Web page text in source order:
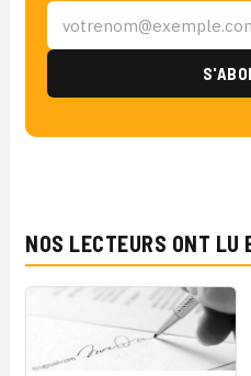
NOS LECTEURS ONT LU